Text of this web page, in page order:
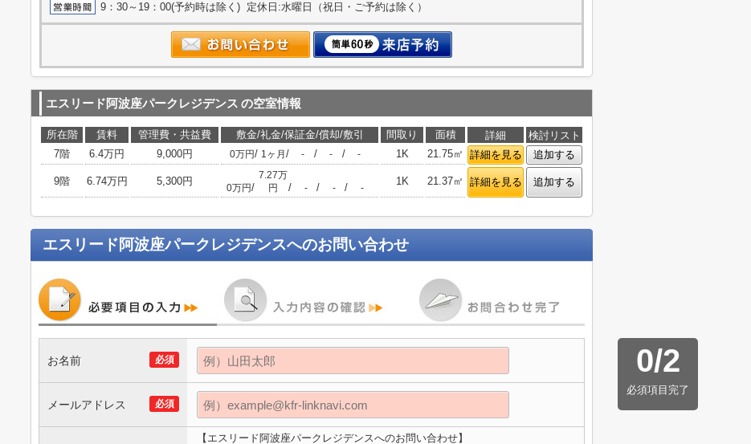
9：30～19：00(予約時は除く) 定休日:水曜日（祝日・ご予約は除く）
エスリード阿波座パークレジデンス の空室情報
所在階 賃料 管理費・共益費 敷金/礼金/保証金/償却/敷引 間取り 面積 詳細
検討リスト
7階
6.4万円 9,000円 0万円/ 1ヶ月 / - / - / - 1K 21.75㎡ 詳細を見る 追加する
9階 6.74万円 5,300円
0万円/
7.27万
円
/ - / - / -
1K 21.37㎡ 詳細を見る 追加する
エスリード阿波座パークレジデンスへのお問い合わせ
0/2
必須項目完了
必須
お名前
必須
メールアドレス
【エスリード阿波座パークレジデンスへのお問い合わせ】